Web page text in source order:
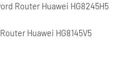
Router Huawei HG8245H5
Huawei HG8145V5